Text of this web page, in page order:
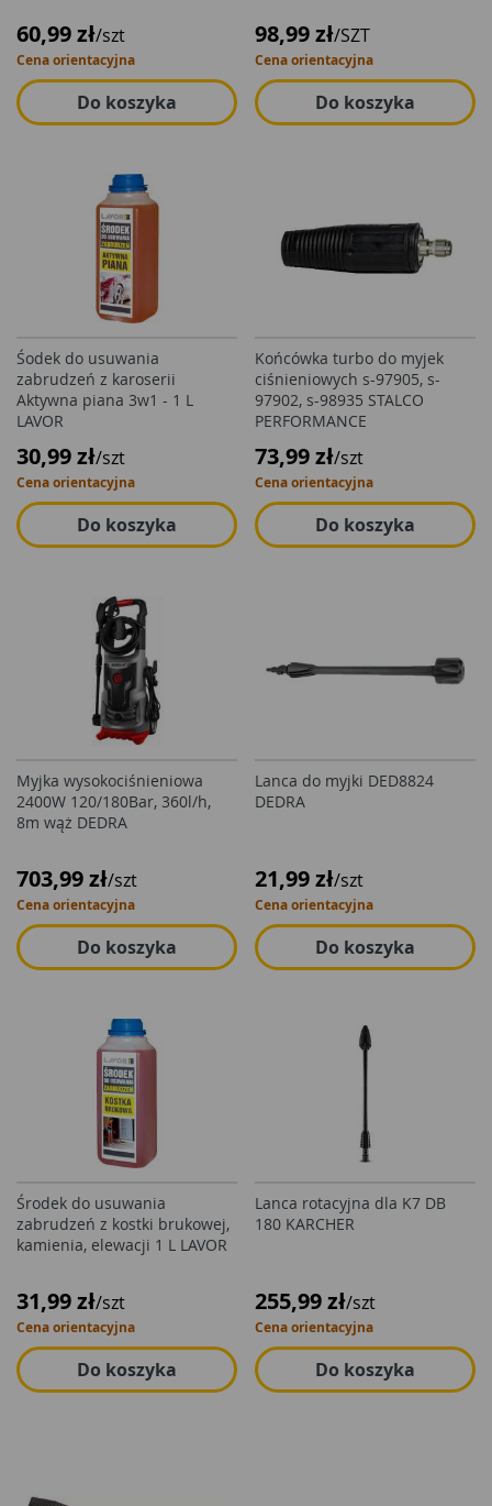
60,99 zł/szt
Cena orientacyjna
Do koszyka
98,99 zł/SZT
Cena orientacyjna
Do koszyka
Śodek do usuwania
zabrudzeń z karoserii
Aktywna piana 3w1 - 1 L
LAVOR
30,99 zł/szt
Cena orientacyjna
Do koszyka
Końcówka turbo do myjek
ciśnieniowych s-97905, s-
97902, s-98935 STALCO
PERFORMANCE
73,99 zł/szt
Cena orientacyjna
Do koszyka
Myjka wysokociśnieniowa
2400W 120/180Bar, 360l/h,
8m wąż DEDRA
703,99 zł/szt
Cena orientacyjna
Do koszyka
Lanca do myjki DED8824
DEDRA
21,99 zł/szt
Cena orientacyjna
Do koszyka
Środek do usuwania
zabrudzeń z kostki brukowej,
kamienia, elewacji 1 L LAVOR
31,99 zł/szt
Cena orientacyjna
Do koszyka
Lanca rotacyjna dla K7 DB
180 KARCHER
255,99 zł/szt
Cena orientacyjna
Do koszyka